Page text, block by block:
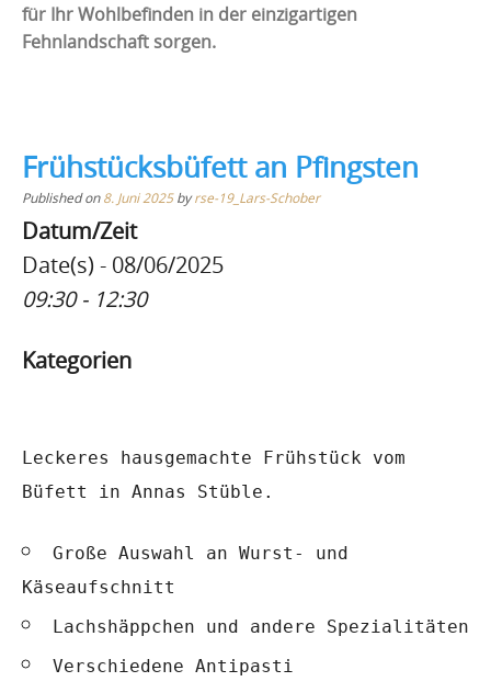
für Ihr Wohlbefinden in der einzigartigen
Fehnlandschaft sorgen.
Frühstücksbüfett an Pfingsten
Published on8. Juni 2025byrse-19_Lars-Schober
Datum/Zeit
Date(s) - 08/06/2025
09:30 - 12:30
Kategorien
Leckeres hausgemachte Frühstück vom
Büfett in Annas Stüble.
Große Auswahl an Wurst- und
Käseaufschnitt
Lachshäppchen und andere Spezialitäten
Verschiedene Antipasti